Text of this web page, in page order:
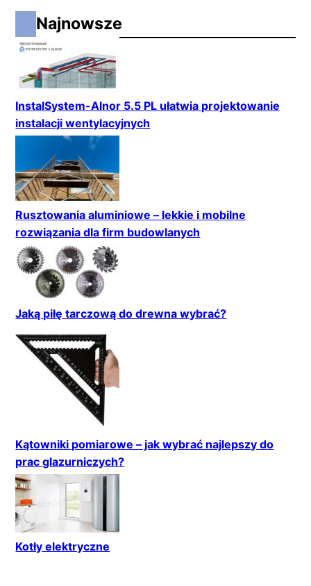
Najnowsze
InstalSystem-Alnor 5.5 PL ułatwia projektowanie
instalacji wentylacyjnych
Rusztowania aluminiowe – lekkie i mobilne
rozwiązania dla firm budowlanych
Jaką piłę tarczową do drewna wybrać?
Kątowniki pomiarowe – jak wybrać najlepszy do
prac glazurniczych?
Kotły elektryczne